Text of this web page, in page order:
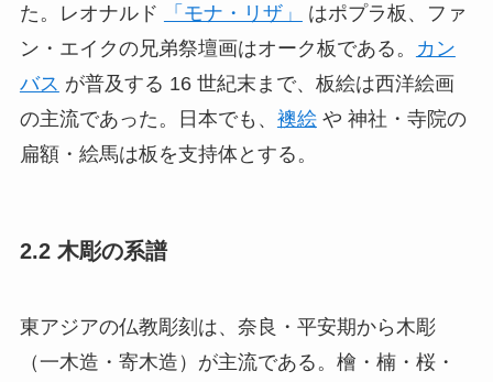
た。レオナルド
「モナ・リザ」
はポプラ板、ファ
ン・エイクの兄弟祭壇画はオーク板である。
カン
バス が普及する 16 世紀末まで、板絵は西洋絵画
の主流であった。日本でも、 襖絵や 神社・寺院の
扁額・絵馬は板を支持体とする。
2.2 木彫の系譜
東アジアの仏教彫刻は、奈良・平安期から木彫
（一木造・寄木造）が主流である。檜・楠・桜・